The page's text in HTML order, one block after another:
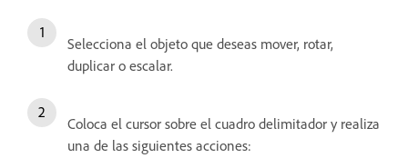
Selecciona el objeto que deseas mover, rotar,
duplicar o escalar.
Coloca el cursor sobre el cuadro delimitador y realiza
una de las siguientes acciones: